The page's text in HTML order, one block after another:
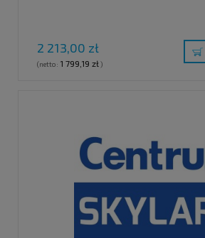
2 213,00 zł
(netto: 1 799,19 zł)